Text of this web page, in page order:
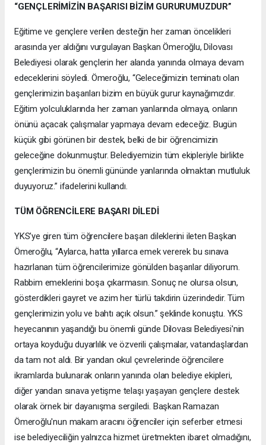
“GENÇLERİMİZİN BAŞARISI BİZİM GURURUMUZDUR”
Eğitime ve gençlere verilen desteğin her zaman öncelikleri
arasında yer aldığını vurgulayan Başkan Ömeroğlu, Dilovası
Belediyesi olarak gençlerin her alanda yanında olmaya devam
edeceklerini söyledi. Ömeroğlu, “Geleceğimizin teminatı olan
gençlerimizin başarıları bizim en büyük gurur kaynağımızdır.
Eğitim yolculuklarında her zaman yanlarında olmaya, onların
önünü açacak çalışmalar yapmaya devam edeceğiz. Bugün
küçük gibi görünen bir destek, belki de bir öğrencimizin
geleceğine dokunmuştur. Belediyemizin tüm ekipleriyle birlikte
gençlerimizin bu önemli gününde yanlarında olmaktan mutluluk
duyuyoruz.” ifadelerini kullandı.
TÜM ÖĞRENCİLERE BAŞARI DİLEDİ
YKS’ye giren tüm öğrencilere başarı dileklerini ileten Başkan
Ömeroğlu, “Aylarca, hatta yıllarca emek vererek bu sınava
hazırlanan tüm öğrencilerimize gönülden başarılar diliyorum.
Rabbim emeklerini boşa çıkarmasın. Sonuç ne olursa olsun,
gösterdikleri gayret ve azim her türlü takdirin üzerindedir. Tüm
gençlerimizin yolu ve bahtı açık olsun.” şeklinde konuştu. YKS
heyecanının yaşandığı bu önemli günde Dilovası Belediyesi'nin
ortaya koyduğu duyarlılık ve özverili çalışmalar, vatandaşlardan
da tam not aldı. Bir yandan okul çevrelerinde öğrencilere
ikramlarda bulunarak onların yanında olan belediye ekipleri,
diğer yandan sınava yetişme telaşı yaşayan gençlere destek
olarak örnek bir dayanışma sergiledi. Başkan Ramazan
Ömeroğlu'nun makam aracını öğrenciler için seferber etmesi
ise belediyeciliğin yalnızca hizmet üretmekten ibaret olmadığını,